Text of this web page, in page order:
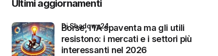
Ultimi aggiornamenti
Borse, l’IA spaventa ma gli utili
resistono: i mercati e i settori più
interessanti nel 2026
di Shadowx24